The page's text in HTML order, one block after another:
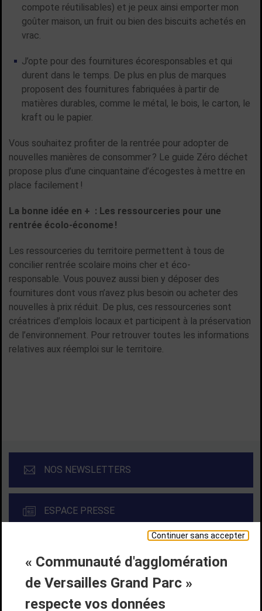
Continuer sans accepter
« Communauté d'agglomération
de Versailles Grand Parc »
respecte vos données
compote réutilisables) et je peux ainsi emporter mon
goûter maison, un fruit ou bien des biscuits achetés en
vrac.
J’opte pour des fournitures écoresponsables et qui
durent dans le temps. De plus en plus de marques
proposent des fournitures fabriquées à partir de
matières durables, comme le métal, le bois, le carton, le
kraft ou le papier.
Vous souhaitez profiter de la rentrée pour adopter de
nouvelles manières de consommer ? Le guide Zéro déchet
propose plus d’une cinquantaine d’écogestes à mettre en
place facilement !
La bonne idée en + : Les ressourceries pour une
rentrée écolo-économe !
Les ressourceries du territoire permettent à tous de
concilier rentrée scolaire moins cher et éco-
responsable. Vous pouvez aussi bien y déposer des
fournitures dont vous n’avez plus besoin ou acheter des
nouvelles à prix réduit. De plus, ces ressourceries sont
créatrices d’emplois locaux et participent à la préservation
de l’environnement. Pour retrouver toutes les informations
relatives aux réemploi sur le territoire.
NOS NEWSLETTERS
ESPACE PRESSE
Liens bas de page
CONTACT MENTIONS LÉGALES
PLAN DE SITE
ACCESSIBILITÉ NUMÉRIQUE
GESTION DES COOKIES
Suivez-nous